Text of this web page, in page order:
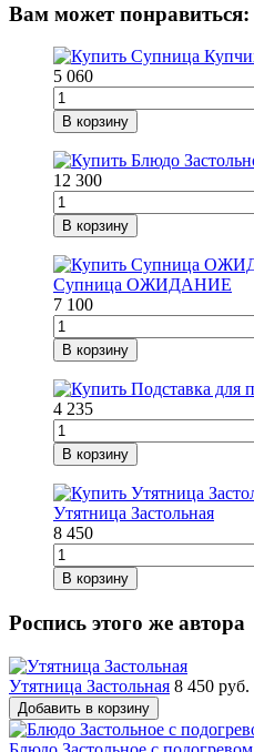
Вам может понравиться:
5 060
В корзину
12 300
В корзину
Супница ОЖИДАНИЕ
7 100
В корзину
4 235
В корзину
Утятница Застольная
8 450
В корзину
Роспись этого же автора
Утятница Застольная 8 450 руб.
Добавить в корзину